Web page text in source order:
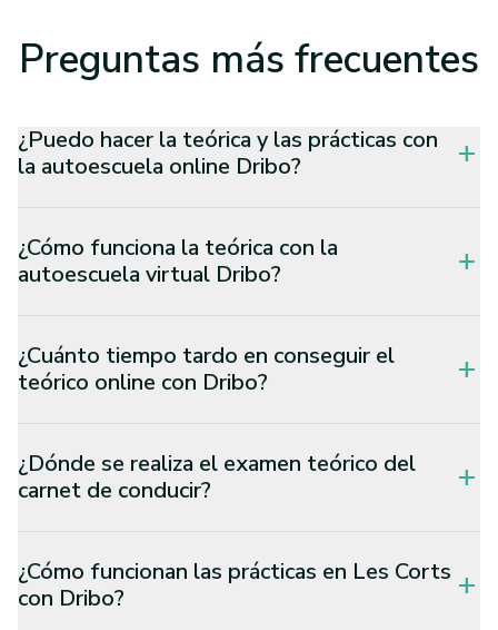
Preguntas más frecuentes
¿Puedo hacer la teórica y las prácticas con
la autoescuela online Dribo?
add
¿Cómo funciona la teórica con la
autoescuela virtual Dribo?
add
¿Cuánto tiempo tardo en conseguir el
teórico online con Dribo?
add
¿Dónde se realiza el examen teórico del
carnet de conducir?
add
¿Cómo funcionan las prácticas en Les Corts
con Dribo?
add